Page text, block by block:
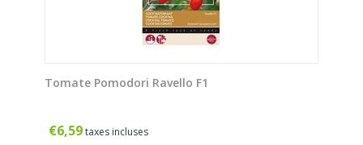
Tomate Pomodori Ravello F1
€6,59taxes incluses